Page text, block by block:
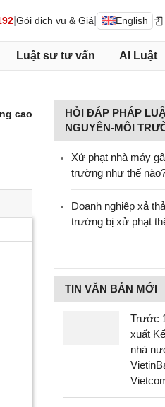
Gói dịch vụ & Giá English
Luật sư tư vấn AI Luật
cao
HỎI ĐÁP PHÁP
NGUYÊN-MÔI
Xử phạt nhà máy
trường như thế
Doanh nghiệp xả
trường bị xử phạt
TIN VĂN BẢN MỚI
Trước
xuất
nhà